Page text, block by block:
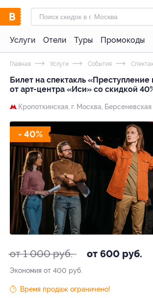
Услуги Отели Туры Промокоды
Главная Услуги События
Билет на спектакль «Преступление
от арт-центра «Иси» со скидкой
Кропоткинская, г. Москва, Берсеневская
- 40%
от 1 000 руб. от 600 руб.
Экономия от 400 руб.
Время продаж ограничено!